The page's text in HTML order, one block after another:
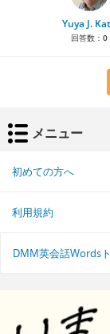
Yuya J.
回答数： 0
メニュー
初めての方へ
利用規約
DMM英会話Words